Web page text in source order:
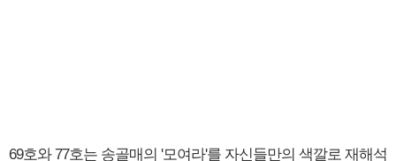
69호와 77호는 송골매의 '모여라'를 자신들만의 색깔로 재해석